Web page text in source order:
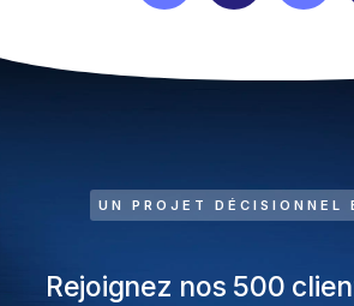
UN PROJET DÉCISIONNEL
Rejoignez nos 500